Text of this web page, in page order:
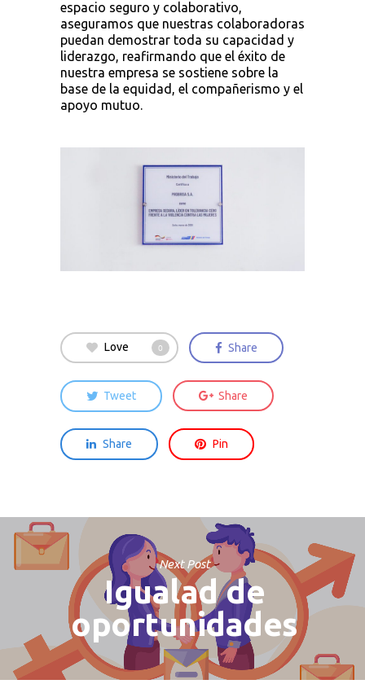
espacio seguro y colaborativo,
aseguramos que nuestras colaboradoras
puedan demostrar toda su capacidad y
liderazgo, reafirmando que el éxito de
nuestra empresa se sostiene sobre la
base de la equidad, el compañerismo y el
apoyo mutuo.
Love 0 Share
Tweet Share
Share Pin
Next Post
Igualad de
oportunidades